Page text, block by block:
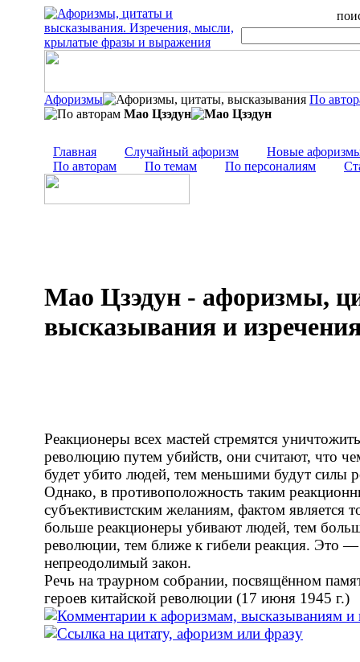
Афоризмы
По
Мао Цзэдун
Главная Случайный афоризм
Новые
По авторам
По темам По персоналиям
Мао Цзэдун - афоризмы,
высказывания и
Реакционеры всех мастей стремятся уничтожить
революцию путем убийств, они считают, что
будет убито людей, тем меньшими будут силы
Однако, в противоположность таким
субъективистским желаниям, фактом является
больше реакционеры убивают людей, тем
революции, тем ближе к гибели реакция. Это —
непреодолимый закон.
Речь на траурном собрании, посвящённом
героев китайской революции (17 июня 1945 г.)